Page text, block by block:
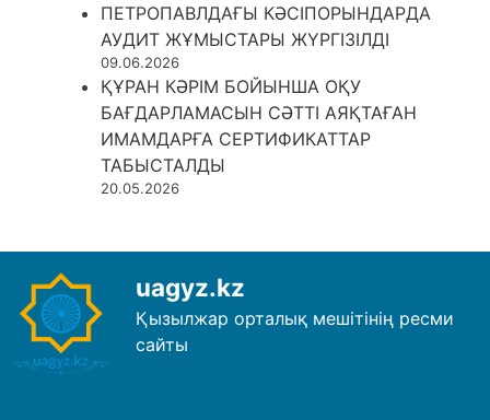
ПЕТРОПАВЛДАҒЫ КӘСІПОРЫНДАРДА
АУДИТ ЖҰМЫСТАРЫ ЖҮРГІЗІЛДІ
09.06.2026
ҚҰРАН КӘРІМ БОЙЫНША ОҚУ
БАҒДАРЛАМАСЫН СӘТТІ АЯҚТАҒАН
ИМАМДАРҒА СЕРТИФИКАТТАР
ТАБЫСТАЛДЫ
20.05.2026
uagyz.kz
Қызылжар орталық мешітінің ресми
сайты